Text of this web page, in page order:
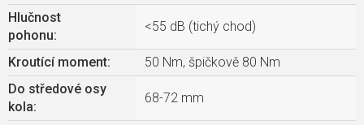
Hlučnost
pohonu:
<55 dB (tichý chod)
Kroutící moment:
50 Nm, špičkově 80 Nm
Do středové osy
kola:
68-72 mm